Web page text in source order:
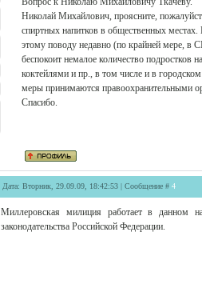
Николай Михайлович, проясните,
спиртных напитков в общественных
этому поводу недавно (по крайней мере,
беспокоит немалое количество подростков
коктейлями и пр., в том числе и в
меры принимаются правоохранительными
Спасибо.
Дата: Вторник, 29.09.09, 18:42:53 | Сообщение # 4
Миллеровская милиция работает в данном
законодательства Российской Федерации.